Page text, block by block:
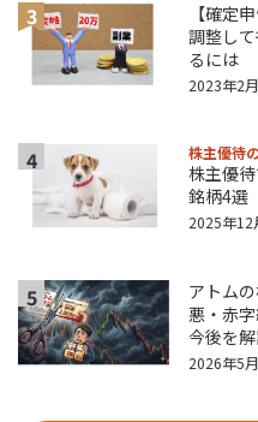
3
【確定
調整し
るには
2023年2
4 株主優待
株主優
銘柄4選
2025年12
5
アトム
悪・赤
今後を
2026年5